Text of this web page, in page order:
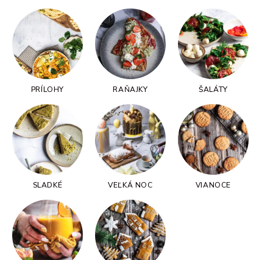
PRÍLOHY RAŇAJKY ŠALÁTY
SLADKÉ VEĽKÁ NOC VIANOCE